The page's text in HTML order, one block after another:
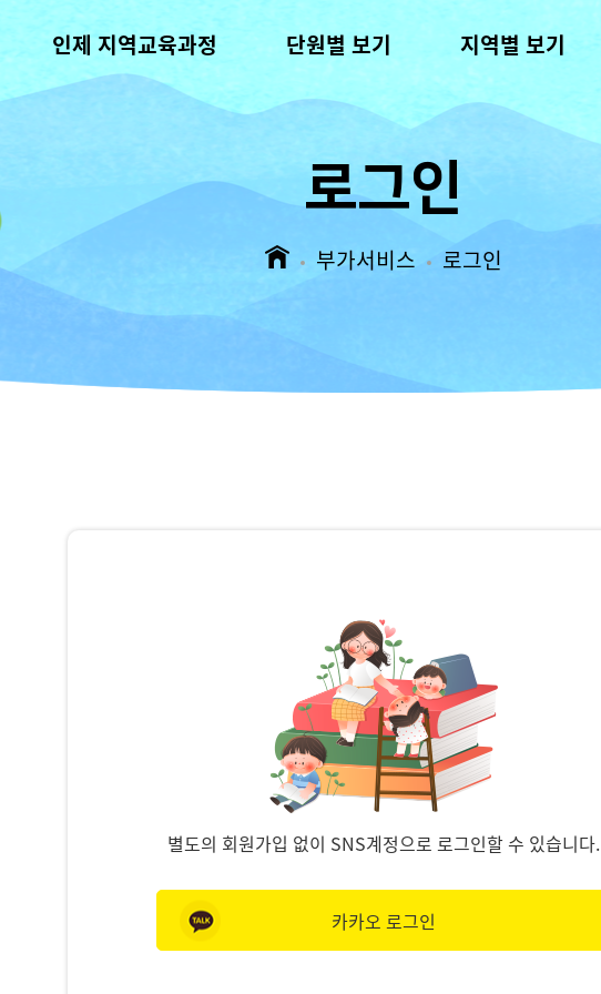
인제 지역교육과정 단원별 보기 지역별 보기
로그인
부가서비스 로그인
별도의 회원가입 없이 SNS계정으로 로그인할 수 있습니다.
카카오 로그인